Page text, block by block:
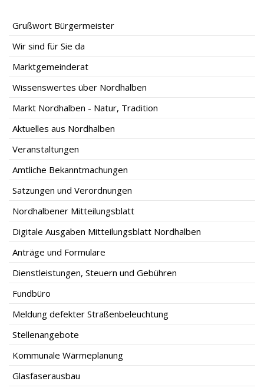
Grußwort Bürgermeister
Wir sind für Sie da
Marktgemeinderat
Wissenswertes über Nordhalben
Markt Nordhalben - Natur, Tradition
Aktuelles aus Nordhalben
Veranstaltungen
Amtliche Bekanntmachungen
Satzungen und Verordnungen
Nordhalbener Mitteilungsblatt
Digitale Ausgaben Mitteilungsblatt Nordhalben
Anträge und Formulare
Dienstleistungen, Steuern und Gebühren
Fundbüro
Meldung defekter Straßenbeleuchtung
Stellenangebote
Kommunale Wärmeplanung
Glasfaserausbau